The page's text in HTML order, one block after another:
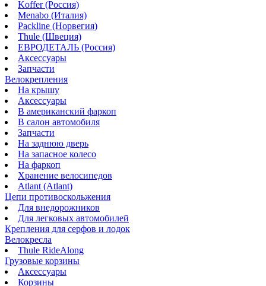
Koffer (Россия)
Menabo (Италия)
Packline (Норвегия)
Thule (Швеция)
ЕВРОДЕТАЛЬ (Россия)
Аксессуары
Запчасти
Велокрепления
На крышу
Аксессуары
В американский фаркоп
В салон автомобиля
Запчасти
На заднюю дверь
На запасное колесо
На фаркоп
Хранение велосипедов
Atlant (Atlant)
Цепи противоскольжения
Для внедорожников
Для легковых автомобилей
Крепления для серфов и лодок
Велокресла
Thule RideAlong
Грузовые корзины
Аксессуары
Корзины